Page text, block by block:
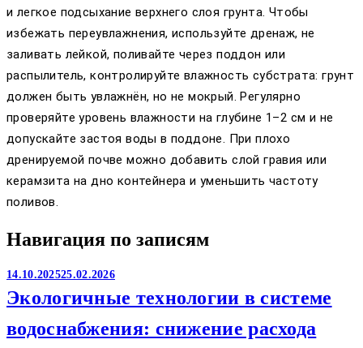
и легкое подсыхание верхнего слоя грунта. Чтобы
избежать переувлажнения, используйте дренаж, не
заливать лейкой, поливайте через поддон или
распылитель, контролируйте влажность субстрата: грунт
должен быть увлажнён, но не мокрый. Регулярно
проверяйте уровень влажности на глубине 1–2 см и не
допускайте застоя воды в поддоне. При плохо
дренируемой почве можно добавить слой гравия или
керамзита на дно контейнера и уменьшить частоту
поливов.
Навигация по записям
14.10.202525.02.2026
Экологичные технологии в системе
водоснабжения: снижение расхода